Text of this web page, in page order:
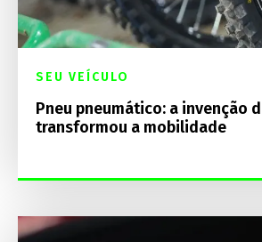
SEU VEÍCULO
Pneu pneumático: a invenção
transformou a mobilidade